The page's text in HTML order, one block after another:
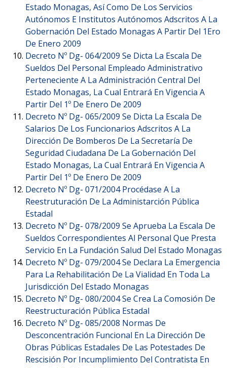
Estado Monagas, Así Como De Los Servicios
Autónomos E Institutos Autónomos Adscritos A La
Gobernación Del Estado Monagas A Partir Del 1Ero
De Enero 2009
Decreto Nº Dg- 064/2009 Se Dicta La Escala De
Sueldos Del Personal Empleado Administrativo
Perteneciente A La Administración Central Del
Estado Monagas, La Cual Entrará En Vigencia A
Partir Del 1º De Enero De 2009
Decreto Nº Dg- 065/2009 Se Dicta La Escala De
Salarios De Los Funcionarios Adscritos A La
Dirección De Bomberos De La Secretaría De
Seguridad Ciudadana De La Gobernación Del
Estado Monagas, La Cual Entrará En Vigencia A
Partir Del 1º De Enero De 2009
Decreto Nº Dg- 071/2004 Procédase A La
Reestruturación De La Administarción Pública
Estadal
Decreto Nº Dg- 078/2009 Se Aprueba La Escala De
Sueldos Correspondientes Al Personal Que Presta
Servicio En La Fundación Salud Del Estado Monagas
Decreto Nº Dg- 079/2004 Se Declara La Emergencia
Para La Rehabilitación De La Vialidad En Toda La
Jurisdicción Del Estado Monagas
Decreto Nº Dg- 080/2004 Se Crea La Comosión De
Reestructuración Pública Estadal
Decreto Nº Dg- 085/2008 Normas De
Desconcentración Funcional En La Dirección De
Obras Públicas Estadales De Las Potestades De
Rescisión Por Incumplimiento Del Contratista En